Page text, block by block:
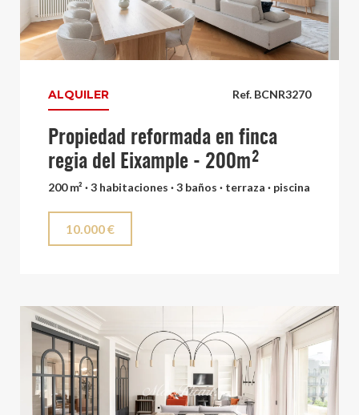
Ref. BCNR3270
ALQUILER
Propiedad reformada en finca
regia del Eixample - 200m²
200 m² · 3 habitaciones · 3 baños · terraza · piscina
10.000 €